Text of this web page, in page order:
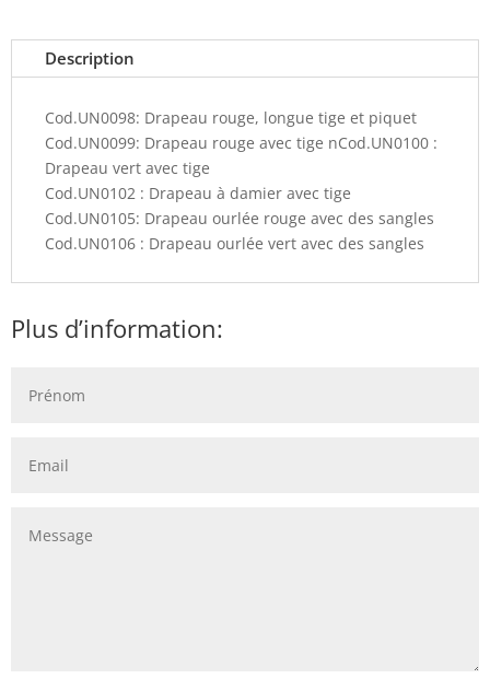
Description
Cod.UN0098: Drapeau rouge, longue tige et piquet
Cod.UN0099: Drapeau rouge avec tige nCod.UN0100 :
Drapeau vert avec tige
Cod.UN0102 : Drapeau à damier avec tige
Cod.UN0105: Drapeau ourlée rouge avec des sangles
Cod.UN0106 : Drapeau ourlée vert avec des sangles
Plus d’information: